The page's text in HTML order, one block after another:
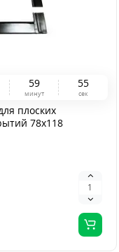
59
минут
54
сек
плоских
78x118